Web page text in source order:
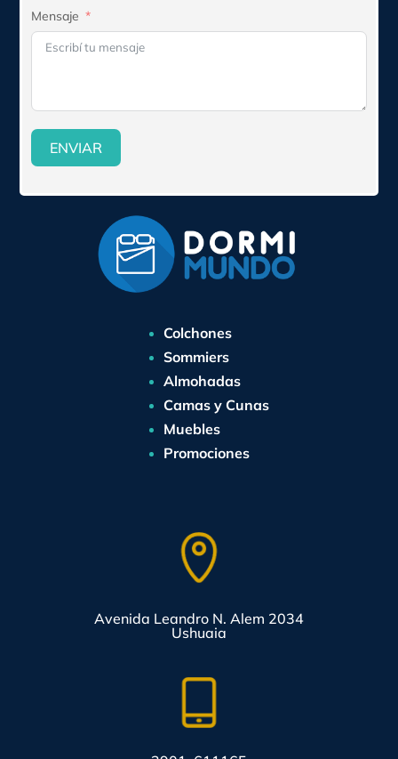
Colchones
Sommiers
Almohadas
Camas y Cunas
Muebles
Promociones
Avenida Leandro N. Alem 2034
Ushuaia
Mensaje
ENVIAR